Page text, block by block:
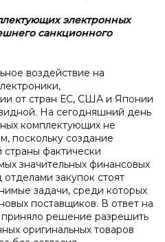
электронных
санкционного
воздействие на
от стран ЕС, США и Японии
На сегодняшний день
комплектующих не
поскольку создание
фактически
значительных финансовых
закупок стоят
задачи, среди которых
поставщиков. В ответ на
приняло решение разрешить
оригинальных товаров